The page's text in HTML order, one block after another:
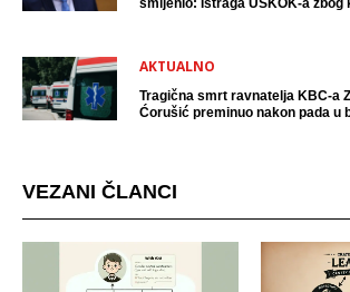
smijenio: Istraga USKOK-a zbog
AKTUALNO
Tragična smrt ravnatelja KBC-a
Ćorušić preminuo nakon pada u
VEZANI ČLANCI